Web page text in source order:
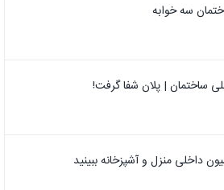
سه خوابه
ساختمان | پلان شفا گرفت!
داخلی منزل و آشپزخانه ببینید